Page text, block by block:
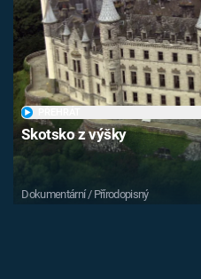
Skotsko z výšky
Dokumentární / Přírodopisný